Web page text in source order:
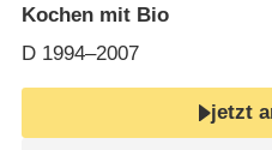
Kochen mit Bio
D1994–2007
jetzt